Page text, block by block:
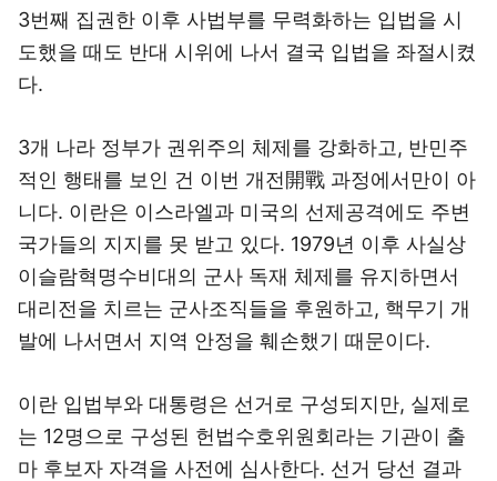
3번째 집권한 이후 사법부를 무력화하는 입법을 시
도했을 때도 반대 시위에 나서 결국 입법을 좌절시켰
다.
3개 나라 정부가 권위주의 체제를 강화하고, 반민주
적인 행태를 보인 건 이번 개전開戰 과정에서만이 아
니다. 이란은 이스라엘과 미국의 선제공격에도 주변
국가들의 지지를 못 받고 있다. 1979년 이후 사실상
이슬람혁명수비대의 군사 독재 체제를 유지하면서
대리전을 치르는 군사조직들을 후원하고, 핵무기 개
발에 나서면서 지역 안정을 훼손했기 때문이다.
이란 입법부와 대통령은 선거로 구성되지만, 실제로
는 12명으로 구성된 헌법수호위원회라는 기관이 출
마 후보자 자격을 사전에 심사한다. 선거 당선 결과